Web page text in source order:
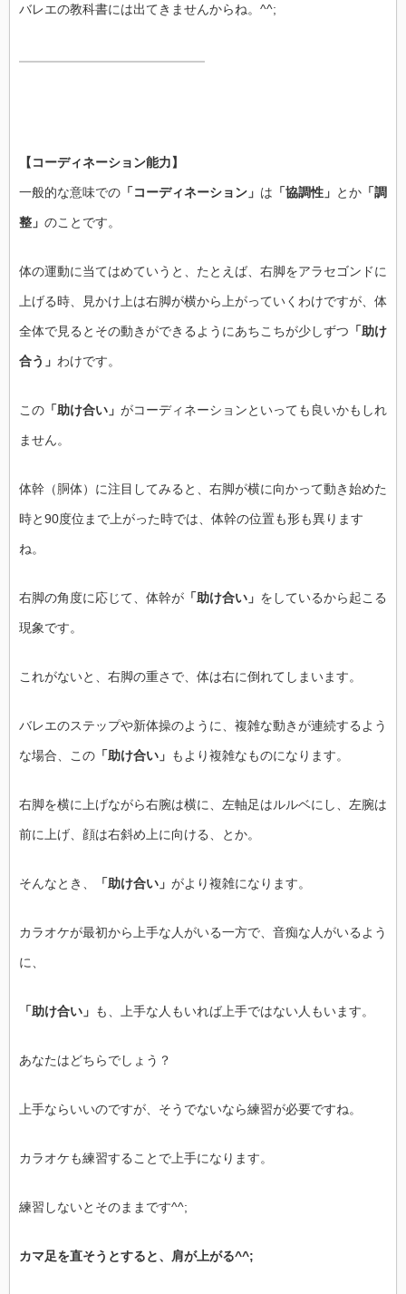
バレエの教科書には出てきませんからね。^^;
【コーディネーション能力】
一般的な意味での 「コーディネーション」 は 「協調性」 とか 「調
整」 のことです。
体の運動に当てはめていうと、たとえば、右脚をアラセゴンドに
上げる時、見かけ上は右脚が横から上がっていくわけですが、体
全体で見るとその動きができるようにあちこちが少しずつ 「助け
合う」 わけです。
この 「助け合い」 がコーディネーションといっても良いかもしれ
ません。
体幹（胴体）に注目してみると、右脚が横に向かって動き始めた
時と90度位まで上がった時では、体幹の位置も形も異ります
ね。
右脚の角度に応じて、体幹が 「助け合い」 をしているから起こる
現象です。
これがないと、右脚の重さで、体は右に倒れてしまいます。
バレエのステップや新体操のように、複雑な動きが連続するよう
な場合、この 「助け合い」 もより複雑なものになります。
右脚を横に上げながら右腕は横に、左軸足はルルベにし、左腕は
前に上げ、顔は右斜め上に向ける、とか。
そんなとき、 「助け合い」 がより複雑になります。
カラオケが最初から上手な人がいる一方で、音痴な人がいるよう
に、
「助け合い」 も、上手な人もいれば上手ではない人もいます。
あなたはどちらでしょう？
上手ならいいのですが、そうでないなら練習が必要ですね。
カラオケも練習することで上手になります。
練習しないとそのままです^^;
カマ足を直そうとすると、肩が上がる^^;